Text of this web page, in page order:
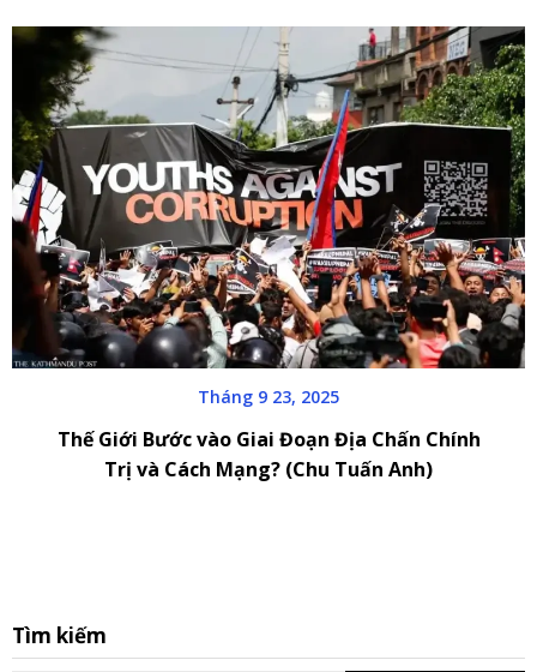
Tháng 9 23, 2025
Thế Giới Bước vào Giai Đoạn Địa Chấn Chính
Trị và Cách Mạng? (Chu Tuấn Anh)
Tìm kiếm